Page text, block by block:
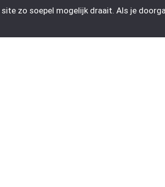
zo soepel mogelijk draait. Als je